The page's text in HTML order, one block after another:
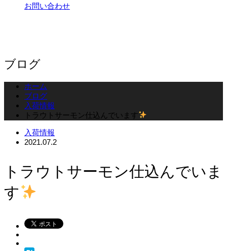
お問い合わせ
ブログ
ホーム
ブログ
入荷情報
トラウトサーモン仕込んでいます
入荷情報
2021.07.2
トラウトサーモン仕込んでいま
す